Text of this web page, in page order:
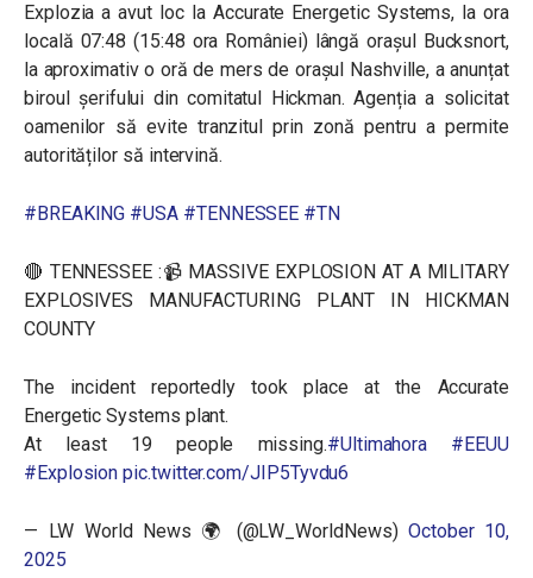
Explozia a avut loc la Accurate Energetic Systems, la ora
locală 07:48 (15:48 ora României) lângă orașul Bucksnort,
la aproximativ o oră de mers de orașul Nashville, a anunțat
biroul șerifului din comitatul Hickman. Agenția a solicitat
oamenilor să evite tranzitul prin zonă pentru a permite
autorităților să intervină.
#BREAKING #USA #TENNESSEE #TN
🔴 TENNESSEE :📹 MASSIVE EXPLOSION AT A MILITARY
EXPLOSIVES MANUFACTURING PLANT IN HICKMAN
COUNTY
The incident reportedly took place at the Accurate
Energetic Systems plant.
At least 19 people missing.#Ultimahora
#EEUU
#Explosion pic.twitter.com/JIP5Tyvdu6
— LW World News 🌍 (@LW_WorldNews)October 10,
2025